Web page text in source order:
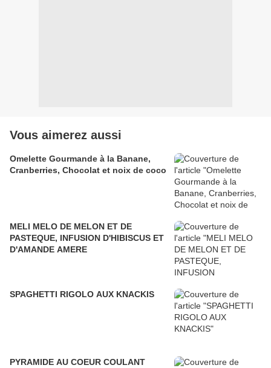
Vous aimerez aussi
Omelette Gourmande à la Banane,
Cranberries, Chocolat et noix de coco
MELI MELO DE MELON ET DE
PASTEQUE, INFUSION D'HIBISCUS ET
D'AMANDE AMERE
SPAGHETTI RIGOLO AUX KNACKIS
PYRAMIDE AU COEUR COULANT